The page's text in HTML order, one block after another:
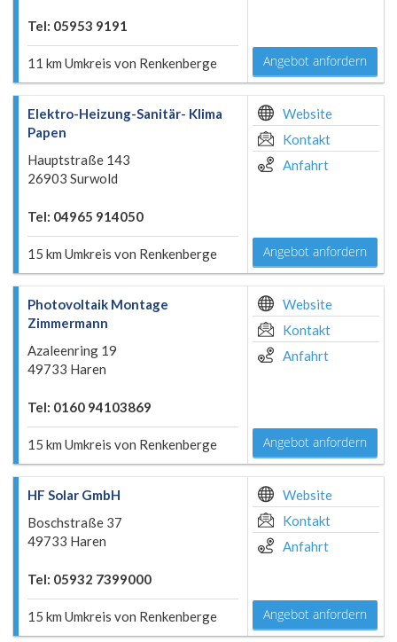
Tel: 05953 9191
11 km Umkreis von Renkenberge Angebot anfordern
Elektro-Heizung-Sanitär- Klima
Papen
Hauptstraße 143
26903 Surwold
Tel: 04965 914050
15 km Umkreis von Renkenberge
Website
Kontakt
Anfahrt
Angebot anfordern
Photovoltaik Montage
Zimmermann
Azaleenring 19
49733 Haren
Tel: 0160 94103869
15 km Umkreis von Renkenberge
Website
Kontakt
Anfahrt
Angebot anfordern
HF Solar GmbH
Boschstraße 37
49733 Haren
Tel: 05932 7399000
15 km Umkreis von Renkenberge
Website
Kontakt
Anfahrt
Angebot anfordern